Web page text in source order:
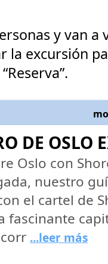
y van
la excursión
DE OSLO
Oslo con
nuestro
el cartel de
fascinante
...leer más